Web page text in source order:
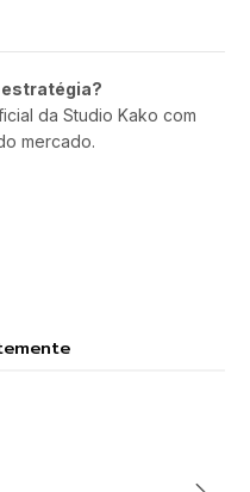
estratégia?
da Studio Kako com
mercado.